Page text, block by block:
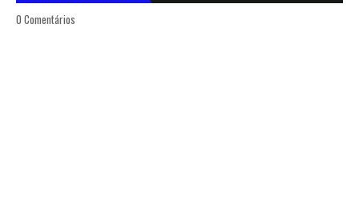
0 Comentários